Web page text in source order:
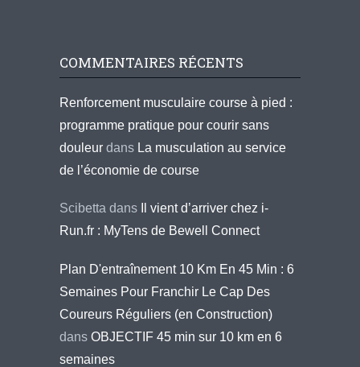
COMMENTAIRES RÉCENTS
Renforcement musculaire course à pied :
programme pratique pour courir sans
douleur dans La musculation au service
de l’économie de course
Scibetta dans
Il vient d’arriver chez i-
Run.fr : MyTens de Bewell Connect
Plan D'entraînement 10 Km En 45 Min : 6
Semaines Pour Franchir Le Cap Des
Coureurs Réguliers (en Construction)
dans OBJECTIF 45 min sur 10 km en 6
semaines